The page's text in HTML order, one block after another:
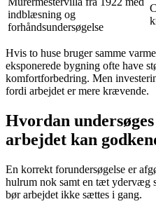
indblæsning og
forhåndsundersøgelse
Hvis to huse bruger samme
eksponerede bygning ofte have
komfortforbedring. Men
fordi arbejdet er mere krævende.
Hvordan
arbejdet kan
En korrekt forundersøgelse er
hulrum nok samt en tæt ydervæg
bør arbejdet ikke sættes i gang.